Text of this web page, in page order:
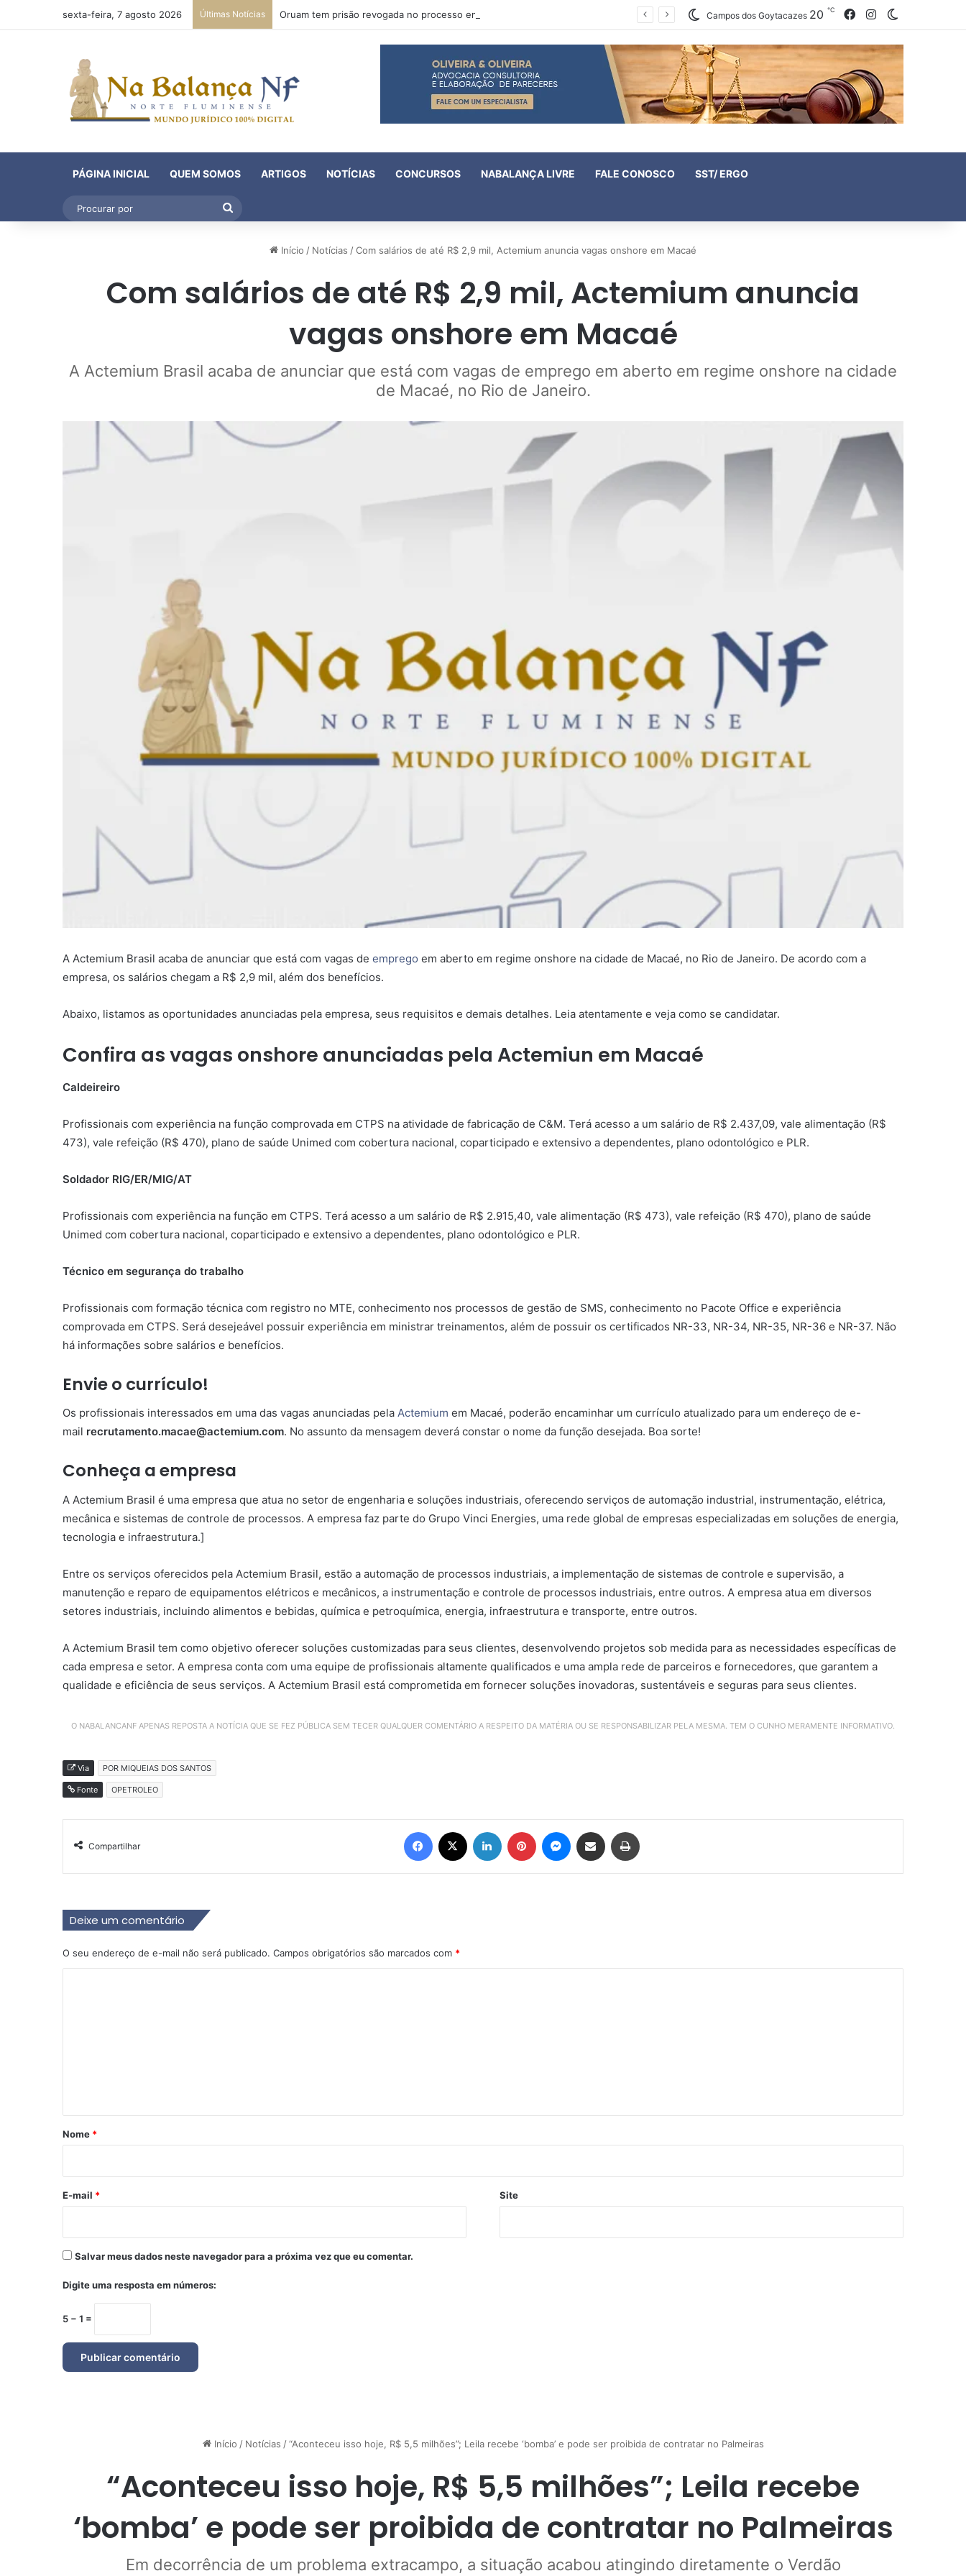
sexta-feira, 7 agosto 2026 Últimas Notícias Campos dos Goytacazes 20 ℃ FacebookInstagram
PÁGINA INICIAL QUEM SOMOS ARTIGOS NOTÍCIAS CONCURSOS NABALANÇA LIVRE FALE CONOSCO SST/ ERGO
Início / Notícias /Com salários de até R$ 2,9 mil, Actemium anuncia vagas onshore em Macaé
Com salários de até R$ 2,9 mil, Actemium anuncia
vagas onshore em Macaé
A Actemium Brasil acaba de anunciar que está com vagas de emprego em aberto em regime onshore na cidade
de Macaé, no Rio de Janeiro.
A Actemium Brasil acaba de anunciar que está com vagas de emprego em aberto em regime onshore na cidade de Macaé, no Rio de Janeiro. De acordo com a
empresa, os salários chegam a R$ 2,9 mil, além dos benefícios.
Abaixo, listamos as oportunidades anunciadas pela empresa, seus requisitos e demais detalhes. Leia atentamente e veja como se candidatar.
Confira as vagas onshore anunciadas pela Actemiun em Macaé
Caldeireiro
Profissionais com experiência na função comprovada em CTPS na atividade de fabricação de C&M. Terá acesso a um salário de R$ 2.437,09, vale alimentação (R$
473), vale refeição (R$ 470), plano de saúde Unimed com cobertura nacional, coparticipado e extensivo a dependentes, plano odontológico e PLR.
Soldador RIG/ER/MIG/AT
Profissionais com experiência na função em CTPS. Terá acesso a um salário de R$ 2.915,40, vale alimentação (R$ 473), vale refeição (R$ 470), plano de saúde
Unimed com cobertura nacional, coparticipado e extensivo a dependentes, plano odontológico e PLR.
Técnico em segurança do trabalho
Profissionais com formação técnica com registro no MTE, conhecimento nos processos de gestão de SMS, conhecimento no Pacote Office e experiência
comprovada em CTPS. Será desejeável possuir experiência em ministrar treinamentos, além de possuir os certificados NR-33, NR-34, NR-35, NR-36 e NR-37. Não
há informações sobre salários e benefícios.
Envie o currículo!
Os profissionais interessados em uma das vagas anunciadas pela Actemium em Macaé, poderão encaminhar um currículo atualizado para um endereço de e-
mail recrutamento.macae@actemium.com. No assunto da mensagem deverá constar o nome da função desejada. Boa sorte!
Conheça a empresa
A Actemium Brasil é uma empresa que atua no setor de engenharia e soluções industriais, oferecendo serviços de automação industrial, instrumentação, elétrica,
mecânica e sistemas de controle de processos. A empresa faz parte do Grupo Vinci Energies, uma rede global de empresas especializadas em soluções de energia,
tecnologia e infraestrutura.]
Entre os serviços oferecidos pela Actemium Brasil, estão a automação de processos industriais, a implementação de sistemas de controle e supervisão, a
manutenção e reparo de equipamentos elétricos e mecânicos, a instrumentação e controle de processos industriais, entre outros. A empresa atua em diversos
setores industriais, incluindo alimentos e bebidas, química e petroquímica, energia, infraestrutura e transporte, entre outros.
A Actemium Brasil tem como objetivo oferecer soluções customizadas para seus clientes, desenvolvendo projetos sob medida para as necessidades específicas de
cada empresa e setor. A empresa conta com uma equipe de profissionais altamente qualificados e uma ampla rede de parceiros e fornecedores, que garantem a
qualidade e eficiência de seus serviços. A Actemium Brasil está comprometida em fornecer soluções inovadoras, sustentáveis e seguras para seus clientes.
O NABALANCANF APENAS REPOSTA A NOTÍCIA QUE SE FEZ PÚBLICA SEM TECER QUALQUER COMENTÁRIO A RESPEITO DA MATÉRIA OU SE RESPONSABILIZAR PELA MESMA. TEM O CUNHO MERAMENTE INFORMATIVO.
Via POR MIQUEIAS DOS SANTOS
Fonte OPETROLEO
Compartilhar
Deixe um comentário
O seu endereço de e-mail não será publicado. Campos obrigatórios são marcados com *
r
*
Nome *
E-mail * Site
Salvar meus dados neste navegador para a próxima vez que eu comentar.
Digite uma resposta em números:
5 − 1 =